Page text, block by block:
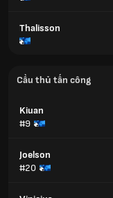
Thalisson
Cầu thủ tấn công
Kiuan
#9
Joelson
#20